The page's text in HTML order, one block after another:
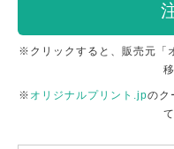
※クリックすると、販売元「
※ オリジナルプリント.jpのク